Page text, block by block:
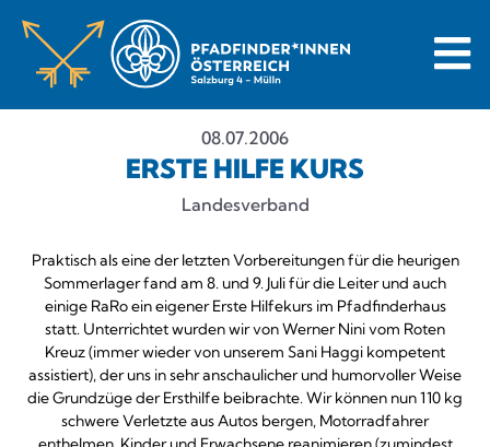
08.07.2006
ERSTE HILFE KURS
Landesverband
Praktisch als eine der letzten Vorbereitungen für die heurigen
Sommerlager fand am 8. und 9. Juli für die Leiter und auch
einige RaRo ein eigener Erste Hilfekurs im Pfadfinderhaus
statt. Unterrichtet wurden wir von Werner Nini vom Roten
Kreuz (immer wieder von unserem Sani Haggi kompetent
assistiert), der uns in sehr anschaulicher und humorvoller Weise
die Grundzüge der Ersthilfe beibrachte. Wir können nun 110 kg
schwere Verletzte aus Autos bergen, Motorradfahrer